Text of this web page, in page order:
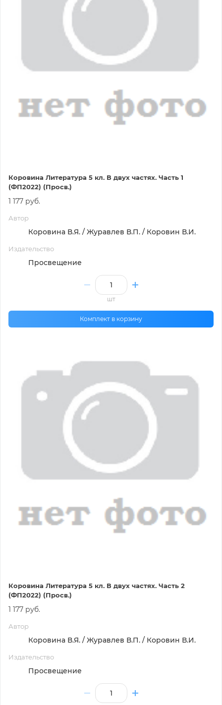
Коровина Литература 5 кл. В двух частях. Часть 1
(ФП2022) (Просв.)
1 177 руб.
Автор
Коровина В.Я. / Журавлев В.П. / Коровин В.И.
Издательство
Просвещение
шт
Комплект в корзину
Коровина Литература 5 кл. В двух частях. Часть 2
(ФП2022) (Просв.)
1 177 руб.
Автор
Коровина В.Я. / Журавлев В.П. / Коровин В.И.
Издательство
Просвещение